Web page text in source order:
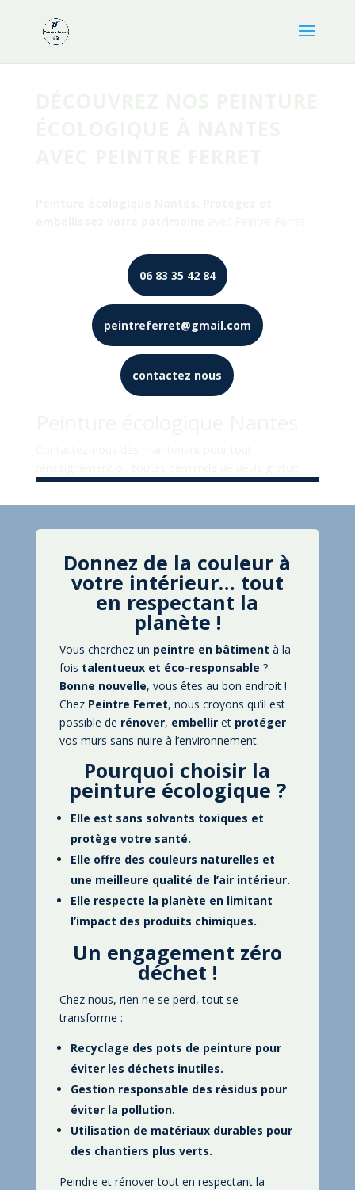
06 83 35 42 84
peintreferret@gmail.com
contactez nous
Donnez de la couleur à
votre intérieur… tout
en respectant la
planète !
Vous cherchez un peintre en bâtiment à la
fois talentueux et éco-responsable ?
Bonne nouvelle, vous êtes au bon endroit !
Chez Peintre Ferret, nous croyons qu’il est
possible de rénover, embelliret protéger
vos murs sans nuire à l’environnement.
Pourquoi choisir la
peinture écologique ?
Elle est sans solvants toxiques et
protège votre santé.
Elle offre des couleurs naturelles et
une meilleure qualité de l’air intérieur.
Elle respecte la planète en limitant
l’impact des produits chimiques.
Un engagement zéro
déchet !
Chez nous, rien ne se perd, tout se
transforme :
Recyclage des pots de peinture pour
éviter les déchets inutiles.
Gestion responsable des résidus pour
éviter la pollution.
Utilisation de matériaux durables pour
des chantiers plus verts.
Peindre et rénover tout en respectant la